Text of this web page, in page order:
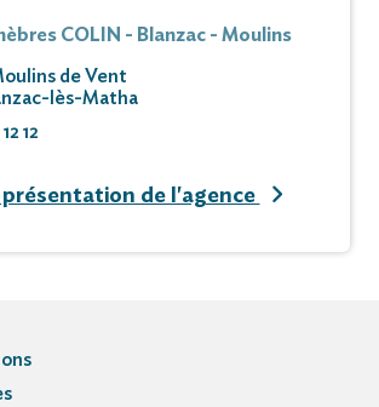
COLIN - Blanzac - Moulins
de Vent
lès-Matha
12
présentation de l'agence